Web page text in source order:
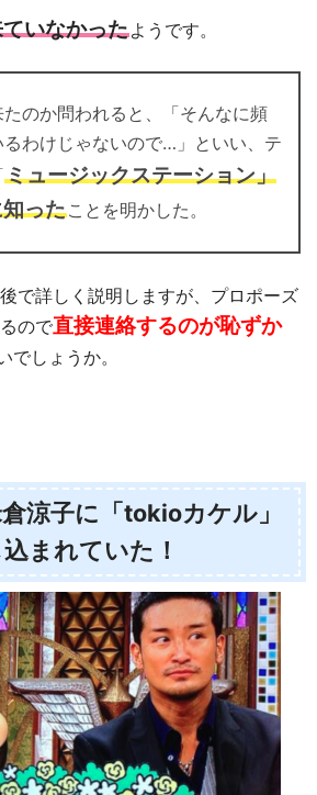
いなかったようです。
のか問われると、「そんなに頻
わけじゃないので…」といい、テ
ミュージックステーション」
ったことを明かした。
で詳しく説明しますが、プロポーズ
ので直接連絡するのが恥ずか
でしょうか。
涼子に「tokioカケル」
まれていた！